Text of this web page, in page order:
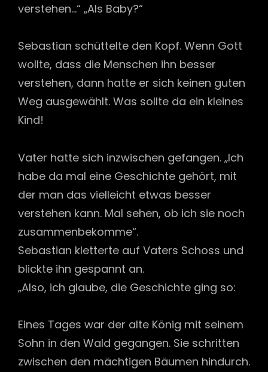
verstehen…“ „Als Baby?“
Sebastian schüttelte den Kopf. Wenn Gott
wollte, dass die Menschen ihn besser
verstehen, dann hatte er sich keinen guten
Weg ausgewählt. Was sollte da ein kleines
Kind!
Vater hatte sich inzwischen gefangen. „Ich
habe da mal eine Geschichte gehört, mit
der man das vielleicht etwas besser
verstehen kann. Mal sehen, ob ich sie noch
zusammenbekomme“.
Sebastian kletterte auf Vaters Schoss und
blickte ihn gespannt an.
„Also, ich glaube, die Geschichte ging so:
Eines Tages war der alte König mit seinem
Sohn in den Wald gegangen. Sie schritten
zwischen den mächtigen Bäumen hindurch.